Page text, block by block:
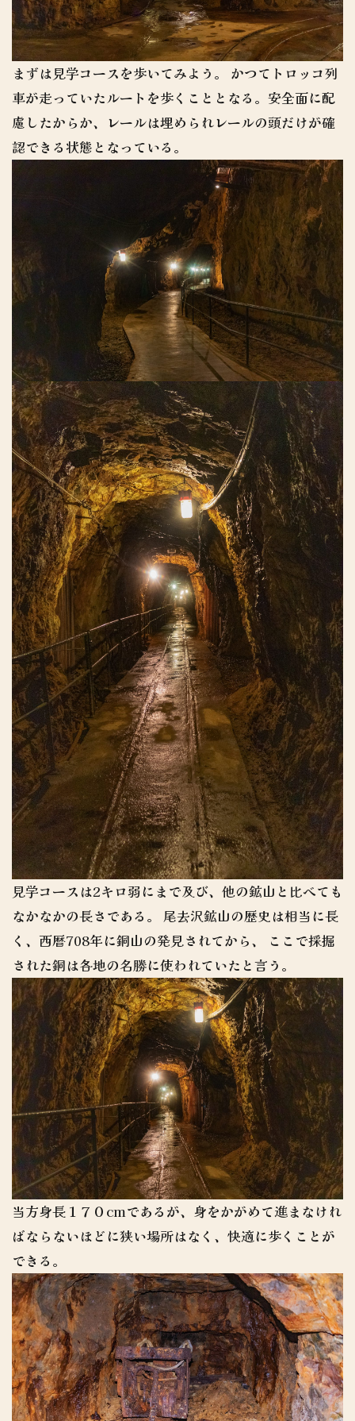
まずは見学コースを歩いてみよう。 かつてトロッコ列
車が走っていたルートを歩くこととなる。安全面に配
慮したからか、レールは埋められレールの頭だけが確
認できる状態となっている。
見学コースは2キロ弱にまで及び、他の鉱山と比べても
なかなかの長さである。 尾去沢鉱山の歴史は相当に長
く、西暦708年に銅山の発見されてから、 ここで採掘
された銅は各地の名勝に使われていたと言う。
当方身長１７０cmであるが、身をかがめて進まなけれ
ばならないほどに狭い場所はなく、快適に歩くことが
できる。